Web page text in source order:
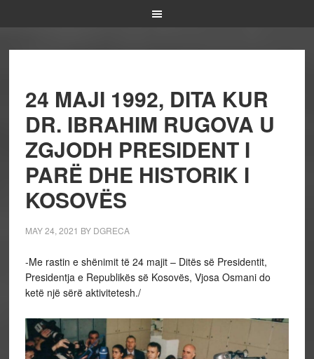
24 MAJI 1992, DITA KUR
DR. IBRAHIM RUGOVA U
ZGJODH PRESIDENT I
PARË DHE HISTORIK I
KOSOVËS
MAY 24, 2021 BY DGRECA
-Me rastin e shënimit të 24 majit – Ditës së Presidentit,
Presidentja e Republikës së Kosovës, Vjosa Osmani do
ketë një sërë aktivitetesh./